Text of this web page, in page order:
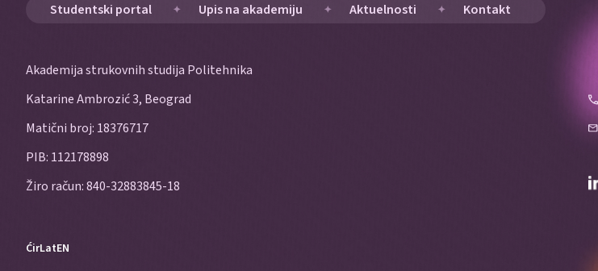
Studentski portal Upis na akademiju Aktuelnosti Kontakt
Akademija strukovnih studija Politehnika
Katarine Ambrozić 3, Beograd
Matični broj: 18376717
PIB: 112178898
Žiro račun: 840-32883845-18
ĆirLatEN